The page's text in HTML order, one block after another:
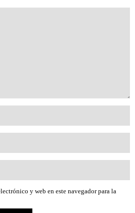
y web en este navegador para la